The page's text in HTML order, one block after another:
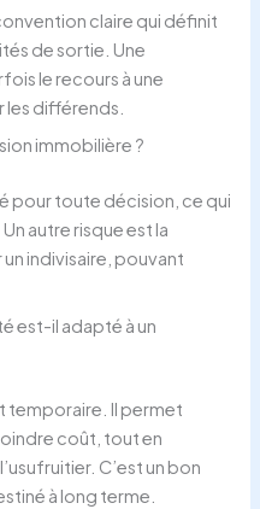
claire qui définit
de sortie. Une
le recours à une
différends.
immobilière ?
pour toute décision, ce qui
autre risque est la
indivisaire, pouvant
est-il adapté à un
temporaire. Il permet
coût, tout en
C’est un bon
à long terme.